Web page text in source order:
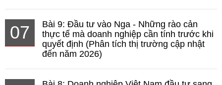
07
Bài 9: Đầu tư vào Nga - Những rào cản
thực tế mà doanh nghiệp cần tính trước khi
quyết định (Phân tích thị trường cập nhật
đến năm 2026)